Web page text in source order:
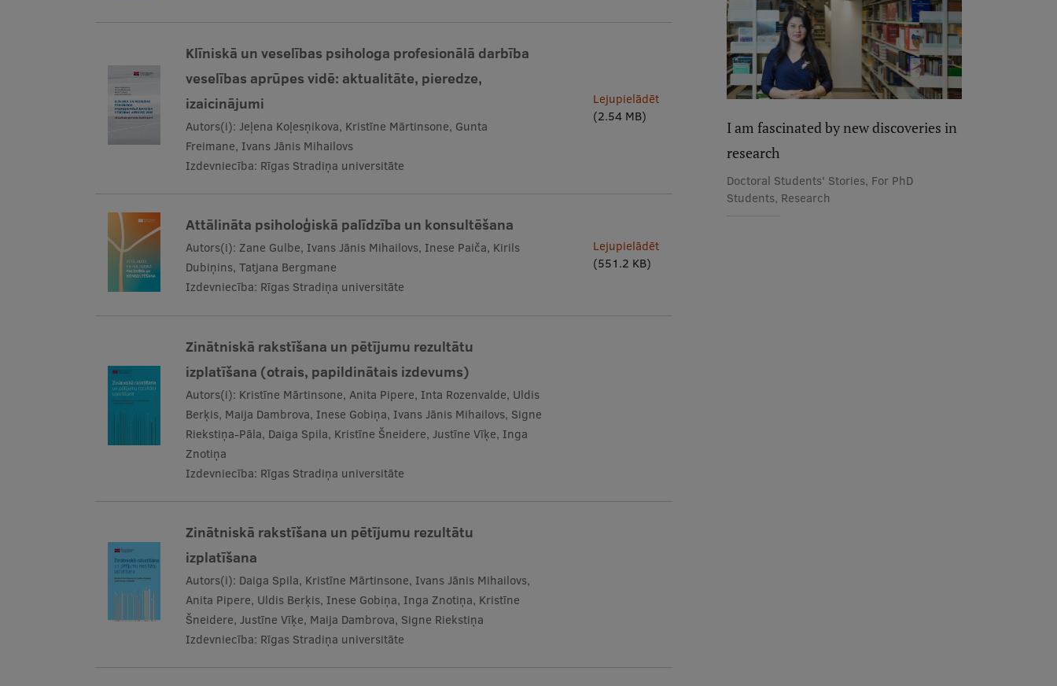
Klīniskā un veselības psihologa profesionālā darbība
veselības aprūpes vidē: aktualitāte, pieredze,
izaicinājumi
Autors(i): Jeļena Koļesņikova, Kristīne Mārtinsone, Gunta
Freimane, Ivans Jānis Mihailovs
Izdevniecība: Rīgas Stradiņa universitāte
Lejupielādēt
(2.54 MB)
Attālināta psiholoģiskā palīdzība un konsultēšana
Autors(i): Zane Gulbe, Ivans Jānis Mihailovs, Inese Paiča, Kirils
Dubiņins, Tatjana Bergmane
Izdevniecība: Rīgas Stradiņa universitāte
Lejupielādēt
(551.2 KB)
Zinātniskā rakstīšana un pētījumu rezultātu
izplatīšana (otrais, papildinātais izdevums)
Autors(i): Kristīne Mārtinsone, Anita Pipere, Inta Rozenvalde, Uldis
Berķis, Maija Dambrova, Inese Gobiņa, Ivans Jānis Mihailovs, Signe
Riekstiņa-Pāla, Daiga Spila, Kristīne Šneidere, Justīne Vīķe, Inga
Znotiņa
Izdevniecība: Rīgas Stradiņa universitāte
Zinātniskā rakstīšana un pētījumu rezultātu
izplatīšana
Autors(i): Daiga Spila, Kristīne Mārtinsone, Ivans Jānis Mihailovs,
Anita Pipere, Uldis Berķis, Inese Gobiņa, Inga Znotiņa, Kristīne
Šneidere, Justīne Vīķe, Maija Dambrova, Signe Riekstiņa
Izdevniecība: Rīgas Stradiņa universitāte
I am fascinated by new discoveries in
research
Doctoral Students' Stories, For PhD
Students, Research